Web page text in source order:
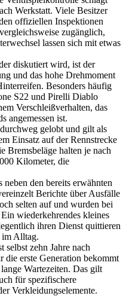
Werkstatt. Viele Besitzer
offiziellen Inspektionen
zugänglich,
lassen sich mit etwas
diskutiert wird, ist der
und das hohe Drehmoment
Besonders häufig
S22 und Pirelli Diablo
Verschleißverhalten, das
angemessen ist.
gelobt und gilt als
Einsatz auf der Rennstrecke
Bremsbeläge halten je nach
Kilometer, die
den bereits erwähnten
Berichte über Ausfälle
selten auf und wurden bei
wiederkehrendes kleines
ihren Dienst quittieren
im Alltag.
zehn Jahre nach
erste Generation bekommt
Wartezeiten. Das gilt
für spezifischere
Verkleidungselemente.